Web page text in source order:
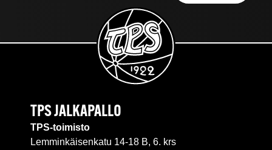
TPS JALKAPALLO
TPS-toimisto
Lemminkäisenkatu 14-18 B, 6. krs